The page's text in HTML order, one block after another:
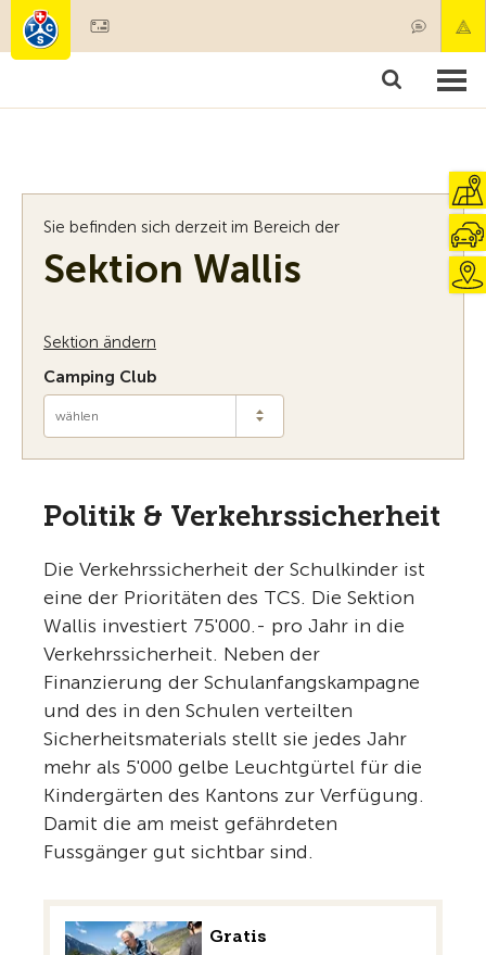
Mitgliedschaft & Leistungen
Sie befinden sich derzeit im Bereich der
Sektion Wallis
Sektion ändern
Camping Club
wählen
Politik & Verkehrssicherheit
Die Verkehrssicherheit der Schulkinder ist
eine der Prioritäten des TCS. Die Sektion
Wallis investiert 75'000.- pro Jahr in die
Verkehrssicherheit. Neben der
Finanzierung der Schulanfangskampagne
und des in den Schulen verteilten
Sicherheitsmaterials stellt sie jedes Jahr
mehr als 5'000 gelbe Leuchtgürtel für die
Kindergärten des Kantons zur Verfügung.
Damit die am meist gefährdeten
Fussgänger gut sichtbar sind.
Gratis